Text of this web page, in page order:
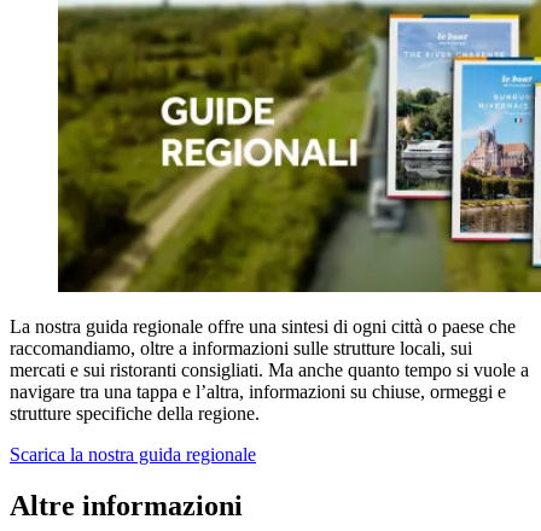
La nostra guida regionale offre una sintesi di ogni città o paese che
raccomandiamo, oltre a informazioni sulle strutture locali, sui
mercati e sui ristoranti consigliati. Ma anche quanto tempo si vuole a
navigare tra una tappa e l’altra, informazioni su chiuse, ormeggi e
strutture specifiche della regione.
Scarica la nostra guida regionale
Altre informazioni